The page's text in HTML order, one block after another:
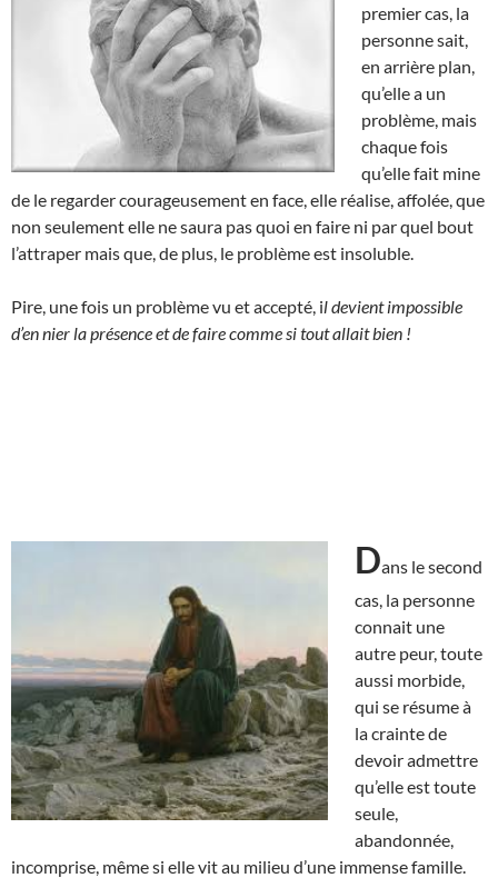
premier cas, la
personne sait,
en arrière plan,
qu’elle a un
problème, mais
chaque fois
qu’elle fait mine
de le regarder courageusement en face, elle réalise, affolée, que
non seulement elle ne saura pas quoi en faire ni par quel bout
l’attraper mais que, de plus, le problème est insoluble.
Pire, une fois un problème vu et accepté, il devient impossible
d’en nier la présence et de faire comme si tout allait bien !
Dans le second
cas, la personne
connait une
autre peur, toute
aussi morbide,
qui se résume à
la crainte de
devoir admettre
qu’elle est toute
seule,
abandonnée,
incomprise, même si elle vit au milieu d’une immense famille.